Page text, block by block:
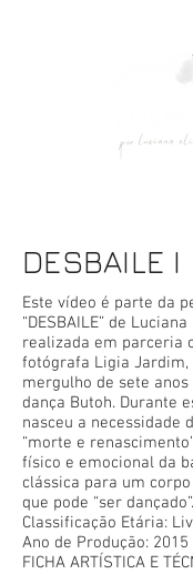
DESBAILE I
Este vídeo é parte da
“DESBAILE” de Luciana
realizada em parceria
fotógrafa Ligia Jardim,
mergulho de sete
dança Butoh. Durante
nasceu a necessidade
“morte e
físico e emocional da
clássica para um
que pode “ser dançado”.
Classificação Etária:
Ano de Produção: 2015
FICHA ARTÍSTICA E